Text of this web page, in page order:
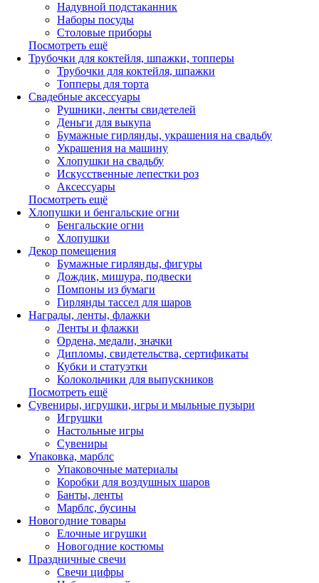
Надувной подстаканник
Наборы посуды
Столовые приборы
Посмотреть ещё
Трубочки для коктейля, шпажки, топперы
Трубочки для коктейля, шпажки
Топперы для торта
Свадебные аксессуары
Рушники, ленты свидетелей
Деньги для выкупа
Бумажные гирлянды, украшения на свадьбу
Украшения на машину
Хлопушки на свадьбу
Искусственные лепестки роз
Аксессуары
Посмотреть ещё
Хлопушки и бенгальские огни
Бенгальские огни
Хлопушки
Декор помещения
Бумажные гирлянды, фигуры
Дождик, мишура, подвески
Помпоны из бумаги
Гирлянды тассел для шаров
Награды, ленты, флажки
Ленты и флажки
Ордена, медали, значки
Дипломы, свидетельства, сертификаты
Кубки и статуэтки
Колокольчики для выпускников
Посмотреть ещё
Сувениры, игрушки, игры и мыльные пузыри
Игрушки
Настольные игры
Сувениры
Упаковка, марблс
Упаковочные материалы
Коробки для воздушных шаров
Банты, ленты
Марблс, бусины
Новогодние товары
Елочные игрушки
Новогодние костюмы
Праздничные свечи
Свечи цифры